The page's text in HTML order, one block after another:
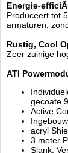
Full-
U kunt de
split
Technische
10x 39 watt
L572 x B558 x
Lampen los
Energie-
Produceert tot
armaturen,
Rustig, Cool
Zeer zuinige
ATI
gecoate
Active
acryl
3 meter
Slank,